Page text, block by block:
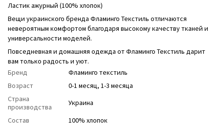
Ластик ажурный (100% хлопок)
Вещи украинского бренда Фламинго Текстиль отличаются
невероятным комфортом благодаря высокому качеству тканей и
универсальности моделей.
Повседневная и домашняя одежда от Фламинго Текстиль дарит
вам только радость и уют.
Бренд
Фламинго текстиль
Возраст
0-1 месяц, 1-3 месяца
Страна
производства
Украина
Состав
100% хлопок